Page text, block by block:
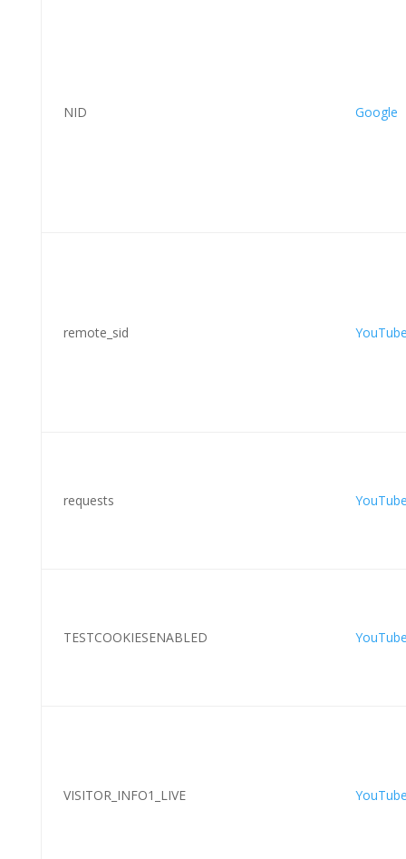
NID Google
remote_sid
requests
TESTCOOKIESENABLED
VISITOR_INFO1_LIVE